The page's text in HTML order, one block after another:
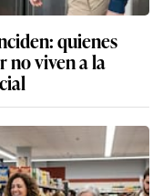
quienes
no viven a la